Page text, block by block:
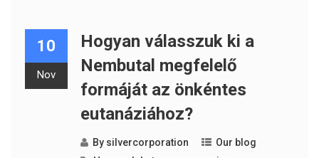
10
Nov
Hogyan válasszuk ki a
Nembutal megfelelő
formáját az önkéntes
eutanáziához?
By silvercorporation
Our blog